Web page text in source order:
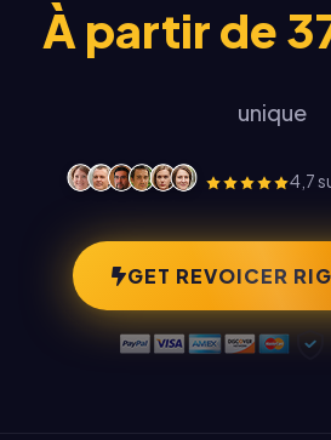
À partir de
unique
4,7
GET REVOICER